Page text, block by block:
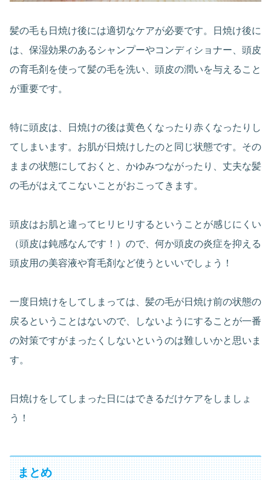
髪の毛も日焼け後には適切なケアが必要です。日焼け後に
は、保湿効果のあるシャンプーやコンディショナー、頭皮
の育毛剤を使って髪の毛を洗い、頭皮の潤いを与えること
が重要です。
特に頭皮は、日焼けの後は黄色くなったり赤くなったりし
てしまいます。お肌が日焼けしたのと同じ状態です。その
ままの状態にしておくと、かゆみつながったり、丈夫な髪
の毛がはえてこないことがおこってきます。
頭皮はお肌と違ってヒリヒリするということが感じにくい
（頭皮は鈍感なんです！）ので、何か頭皮の炎症を抑える
頭皮用の美容液や育毛剤など使うといいでしょう！
一度日焼けをしてしまっては、髪の毛が日焼け前の状態の
戻るということはないので、しないようにすることが一番
の対策ですがまったくしないというのは難しいかと思いま
す。
日焼けをしてしまった日にはできるだけケアをしましょ
う！
まとめ